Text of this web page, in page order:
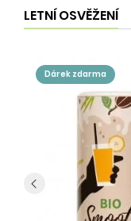
LETNÍ OSVĚŽENÍ
dárek zdarma